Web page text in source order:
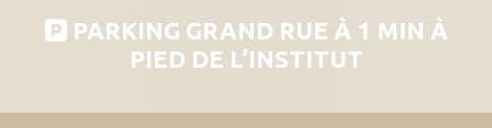
PARKING GRAND RUE À 1 MIN À
PIED DE L’INSTITUT